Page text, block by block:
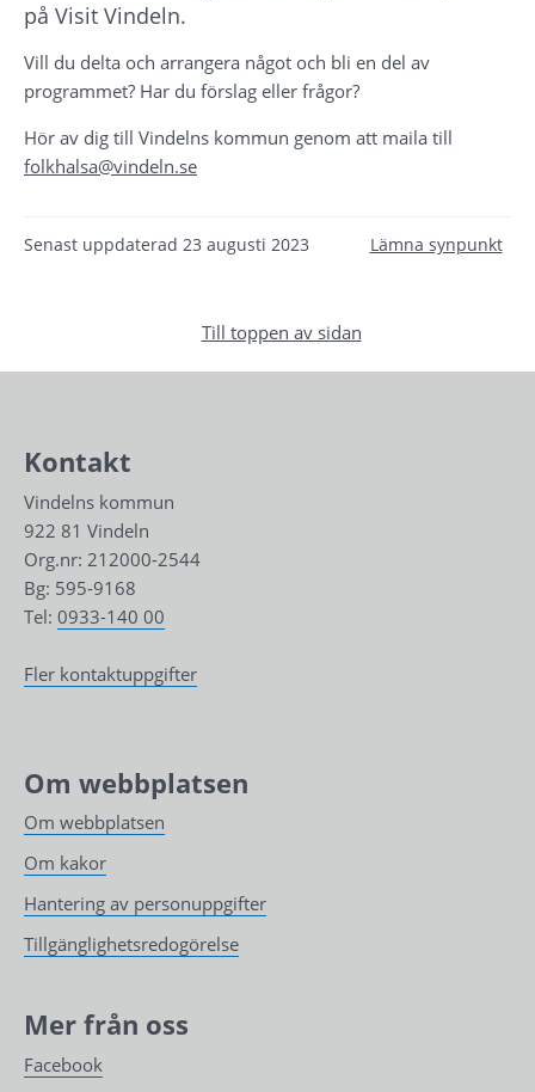
på Visit Vindeln.
Vill du delta och arrangera något och bli en del av
programmet? Har du förslag eller frågor?
folkhalsa@vindeln.se
Senast uppdaterad 23 augusti 2023 Lämna synpunkt
Till toppen av sidan
Kontakt
Vindelns kommun
922 81 Vindeln
Org.nr: 212000-2544
Bg: 595-9168
Tel: 0933-140 00
Fler kontaktuppgifter
Om webbplatsen
Om webbplatsen
Om kakor
Hantering av personuppgifter
Tillgänglighetsredogörelse
Mer från oss
Facebook